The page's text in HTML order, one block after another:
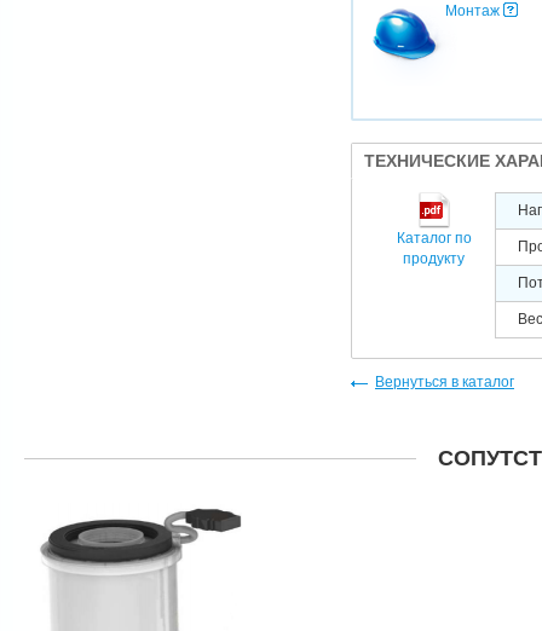
Монтаж
ТЕХНИЧЕСКИЕ
Каталог по
продукту
Вернуться в каталог